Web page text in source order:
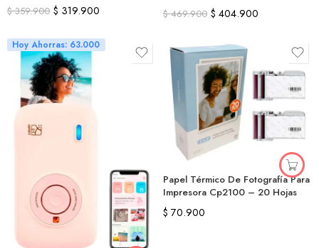
$359.900 $ 319.900 $469.900 $ 404.900
Hoy Ahorras: 63.000
Papel Térmico De Fotografía Para
Impresora Cp2100 – 20 Hojas
$ 70.900